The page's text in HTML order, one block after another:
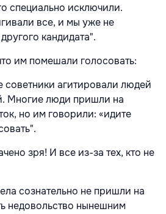
специально исключили.
все, и мы уже не
кандидата".
им помешали голосовать:
советники агитировали людей
Многие люди пришли на
но им говорили: «идите
зря! И все из-за тех, кто не
сознательно не пришли на
недовольство нынешним